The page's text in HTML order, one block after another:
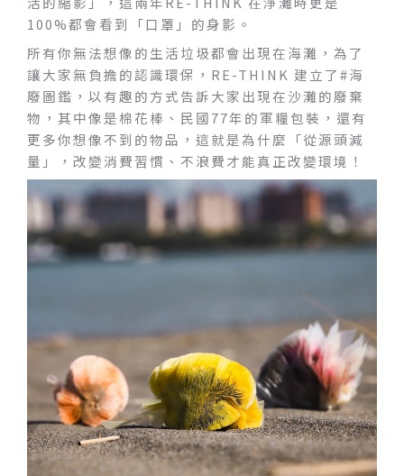
100%都會看到「口罩」的身影。
所有你無法想像的生活垃圾都會出現在海灘，為了
讓大家無負擔的認識環保，RE-THINK 建立了#海
廢圖鑑，以有趣的方式告訴大家出現在沙灘的廢棄
物，其中像是棉花棒、民國77年的軍糧包裝，還有
更多你想像不到的物品，這就是為什麼「從源頭減
量」，改變消費習慣、不浪費才能真正改變環境！